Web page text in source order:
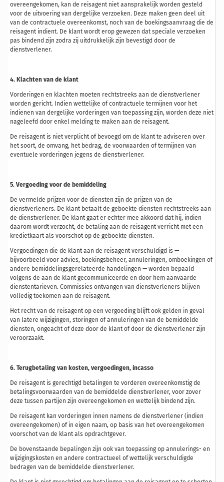
overeengekomen, kan de reisagent niet aansprakelijk worden gesteld
voor de uitvoering van dergelijke verzoeken. Deze maken geen deel uit
van de contractuele overeenkomst, noch van de boekingsaanvraag die de
reisagent indient. De klant wordt erop gewezen dat speciale verzoeken
pas bindend zijn zodra zij uitdrukkelijk zijn bevestigd door de
dienstverlener.
4. Klachten van de klant
Vorderingen en klachten moeten rechtstreeks aan de dienstverlener
worden gericht. Indien wettelijke of contractuele termijnen voor het
indienen van dergelijke vorderingen van toepassing zijn, worden deze niet
nageleefd door enkel melding te maken aan de reisagent.
De reisagent is niet verplicht of bevoegd om de klant te adviseren over
het soort, de omvang, het bedrag, de voorwaarden of termijnen van
eventuele vorderingen jegens de dienstverlener.
5. Vergoeding voor de bemiddeling
De vermelde prijzen voor de diensten zijn de prijzen van de
dienstverleners. De klant betaalt de geboekte diensten rechtstreeks aan
de dienstverlener. De klant gaat er echter mee akkoord dat hij, indien
daarom wordt verzocht, de betaling aan de reisagent verricht met een
kredietkaart als voorschot op de geboekte diensten.
Vergoedingen die de klant aan de reisagent verschuldigd is —
bijvoorbeeld voor advies, boekingsbeheer, annuleringen, omboekingen of
andere bemiddelingsgerelateerde handelingen — worden bepaald
volgens de aan de klant gecommuniceerde en door hem aanvaarde
dienstentarieven. Commissies ontvangen van dienstverleners blijven
volledig toekomen aan de reisagent.
Het recht van de reisagent op een vergoeding blijft ook gelden in geval
van latere wijzigingen, storingen of annuleringen van de bemiddelde
diensten, ongeacht of deze door de klant of door de dienstverlener zijn
veroorzaakt.
6. Terugbetaling van kosten, vergoedingen, incasso
De reisagent is gerechtigd betalingen te vorderen overeenkomstig de
betalingsvoorwaarden van de bemiddelde dienstverlener, voor zover
deze tussen partijen zijn overeengekomen en wettelijk bindend zijn.
De reisagent kan vorderingen innen namens de dienstverlener (indien
overeengekomen) of in eigen naam, op basis van het overeengekomen
voorschot van de klant als opdrachtgever.
De bovenstaande bepalingen zijn ook van toepassing op annulerings- en
wijzigingskosten en andere contractueel of wettelijk verschuldigde
bedragen van de bemiddelde dienstverlener.